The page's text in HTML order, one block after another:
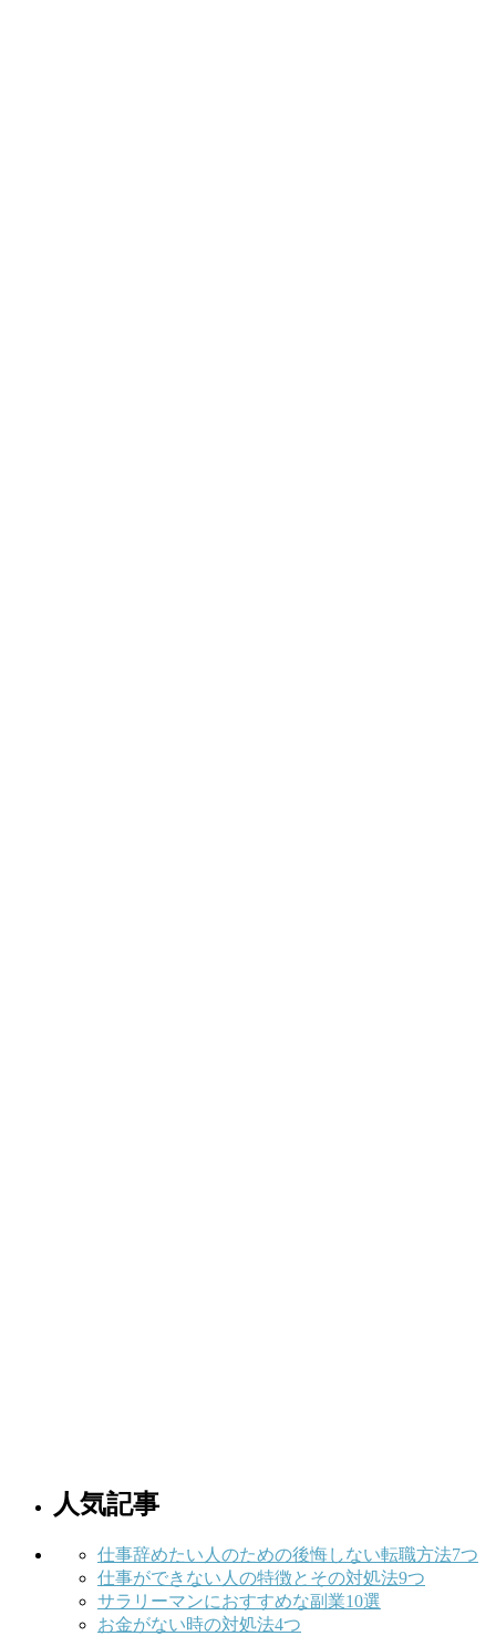
人気記事
仕事辞めたい人のための後悔しない転職方法7つ
仕事ができない人の特徴とその対処法9つ
サラリーマンにおすすめな副業10選
お金がない時の対処法4つ